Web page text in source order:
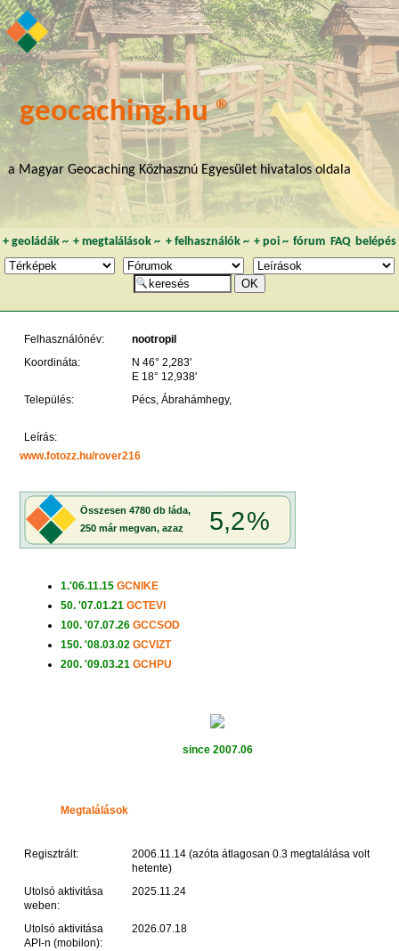
geocaching.hu ®
a Magyar Geocaching Közhasznú Egyesület hivatalos oldala
+ geoládák~ +megtalálások ~ + felhasználók~ + poi~ fórum FAQ belépés
Felhasználónév:
nootropil
Koordináta:
N 46° 2,283'
E 18° 12,938'
Település:
Pécs, Ábrahámhegy,
Leírás:
www.fotozz.hu/rover216
1.'06.11.15 GCNIKE
50. '07.01.21 GCTEVI
100. '07.07.26 GCCSOD
150. '08.03.02 GCVIZT
200. '09.03.21 GCHPU
since 2007.06
Megtalálások
Regisztrált:
2006.11.14 (azóta átlagosan 0.3 megtalálása volt
hetente)
Utolsó aktivitása
weben:
2025.11.24
Utolsó aktivitása
API-n (mobilon):
2026.07.18